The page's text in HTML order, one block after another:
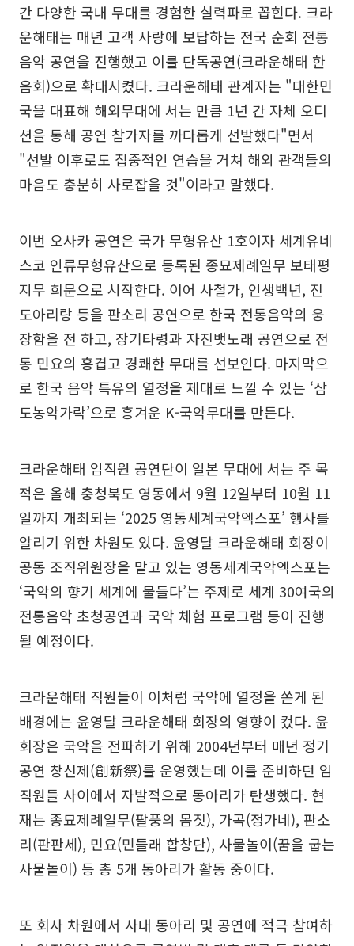
간 다양한 국내 무대를 경험한 실력파로 꼽힌다. 크라
운해태는 매년 고객 사랑에 보답하는 전국 순회 전통
음악 공연을 진행했고 이를 단독공연(크라운해태 한
음회)으로 확대시켰다. 크라운해태 관계자는 "대한민
국을 대표해 해외무대에 서는 만큼 1년 간 자체 오디
션을 통해 공연 참가자를 까다롭게 선발했다"면서
"선발 이후로도 집중적인 연습을 거쳐 해외 관객들의
마음도 충분히 사로잡을 것"이라고 말했다.
이번 오사카 공연은 국가 무형유산 1호이자 세계유네
스코 인류무형유산으로 등록된 종묘제례일무 보태평
지무 희문으로 시작한다. 이어 사철가, 인생백년, 진
도아리랑 등을 판소리 공연으로 한국 전통음악의 웅
장함을 전 하고, 장기타령과 자진뱃노래 공연으로 전
통 민요의 흥겹고 경쾌한 무대를 선보인다. 마지막으
로 한국 음악 특유의 열정을 제대로 느낄 수 있는 ‘삼
도농악가락’으로 흥겨운 K-국악무대를 만든다.
크라운해태 임직원 공연단이 일본 무대에 서는 주 목
적은 올해 충청북도 영동에서 9월 12일부터 10월 11
일까지 개최되는 ‘2025 영동세계국악엑스포’ 행사를
알리기 위한 차원도 있다. 윤영달 크라운해태 회장이
공동 조직위원장을 맡고 있는 영동세계국악엑스포는
‘국악의 향기 세계에 물들다’는 주제로 세계 30여국의
전통음악 초청공연과 국악 체험 프로그램 등이 진행
될 예정이다.
크라운해태 직원들이 이처럼 국악에 열정을 쏟게 된
배경에는 윤영달 크라운해태 회장의 영향이 컸다. 윤
회장은 국악을 전파하기 위해 2004년부터 매년 정기
공연 창신제(創新祭)를 운영했는데 이를 준비하던 임
직원들 사이에서 자발적으로 동아리가 탄생했다. 현
재는 종묘제례일무(팔풍의 몸짓), 가곡(정가네), 판소
리(판판세), 민요(민들래 합창단), 사물놀이(꿈을 굽는
사물놀이) 등 총 5개 동아리가 활동 중이다.
또 회사 차원에서 사내 동아리 및 공연에 적극 참여하